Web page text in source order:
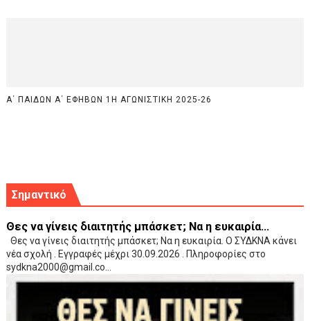
Α΄ ΠΑΙΔΩΝ Α΄ ΕΦΗΒΩΝ 1Η ΑΓΩΝΙΣΤΙΚΗ 2025-26
Σημαντικό
Θες να γίνεις διαιτητής μπάσκετ; Να η ευκαιρία...
Θες να γίνεις διαιτητής μπάσκετ; Να η ευκαιρία. Ο ΣΥΔΚΝΑ κάνει
νέα σχολή . Εγγραφές μέχρι 30.09.2026 . Πληροφορίες στο
sydkna2000@gmail.co...